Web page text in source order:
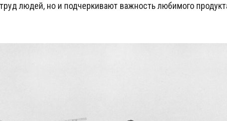
людей, но и подчеркивают важность любимого